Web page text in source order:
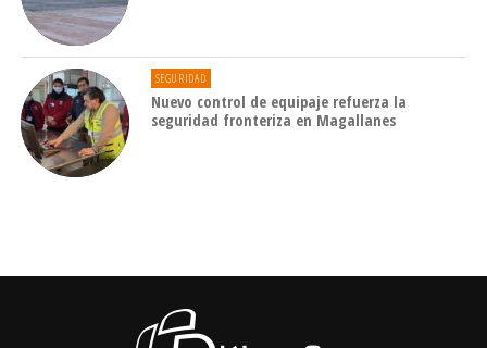
SEGURIDAD
Nuevo control de equipaje refuerza la
seguridad fronteriza en Magallanes